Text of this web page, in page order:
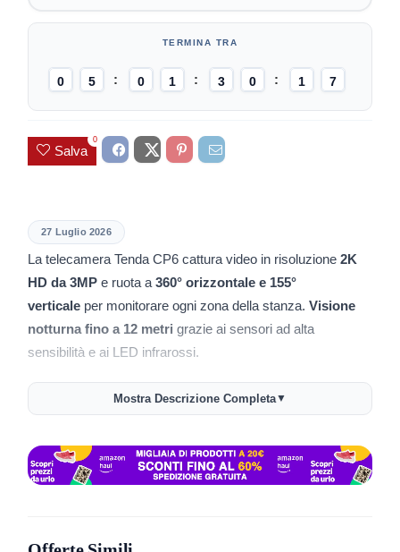
0 5 0 1 3 0 1 6
7
Salva
0
27 Luglio 2026
La telecamera Tenda CP6 cattura video in risoluzione 2K
HD da 3MP e ruota a 360° orizzontale e 155°
verticale per monitorare ogni zona della stanza. Visione
notturna fino a 12 metri grazie ai sensori ad alta
sensibilità e ai LED infrarossi.
👶 Funzione baby monitor: segui i movimenti tramite app e
parla con chi è in casa grazie all’audio bidirezionale.
🔊 Allarme sonoro e luminoso: in caso di intrusione, ricevi
messaggi e la luce bianca lampeggia allerta.
Mostra Descrizione Completa▼